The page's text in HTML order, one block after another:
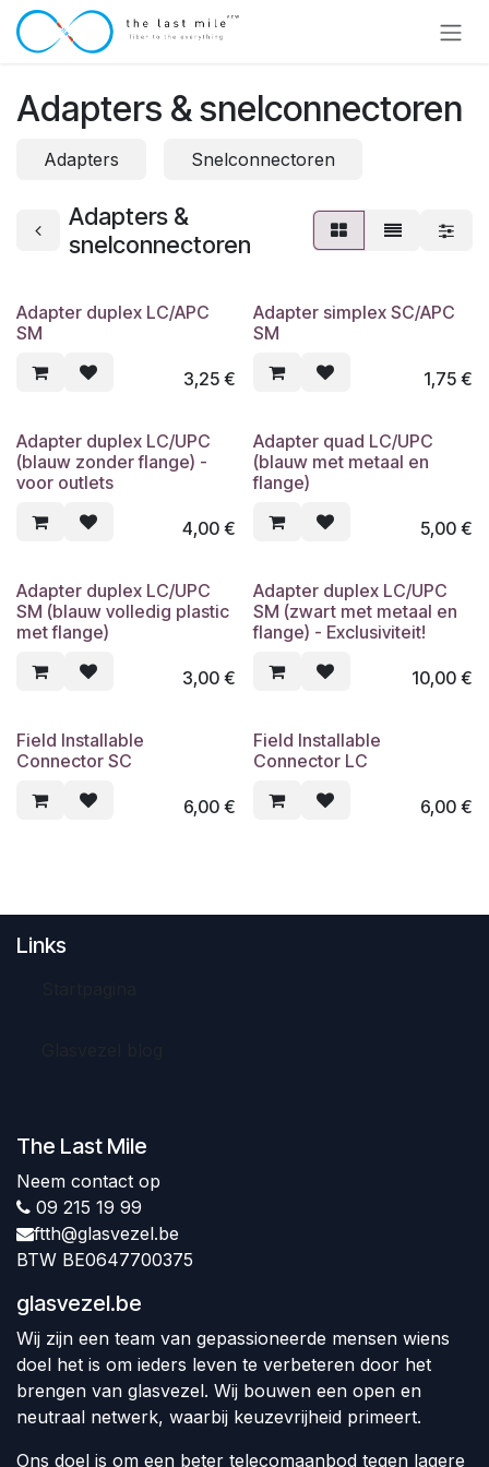
Overslaan naar inhoud
Adapters & snelconnectoren
Adapters Snelconnectoren
Adapters &
snelconnectoren
Adapter duplex LC/APC
SM
3,25€
Adapter simplex SC/APC
SM
1,75€
Adapter duplex LC/UPC
(blauw zonder flange) -
voor outlets
4,00€
Adapter quad LC/UPC
(blauw met metaal en
flange)
5,00€
Adapter duplex LC/UPC
SM (blauw volledig plastic
met flange)
3,00€
Adapter duplex LC/UPC
SM (zwart met metaal en
flange) - Exclusiviteit!
10,00€
Field Installable
Connector SC
6,00€
Field Installable
Connector LC
6,00€
Links
The Last Mile
Neem contact op
09 215 19 99
ftth@glasvezel.be
BTW BE0647700375
glasvezel.be
Wij zijn een team van gepassioneerde mensen wiens
doel het is om ieders leven te verbeteren door het
brengen van glasvezel. Wij bouwen een open en
neutraal netwerk, waarbij keuzevrijheid primeert.
Ons doel is om een beter telecomaanbod tegen lagere